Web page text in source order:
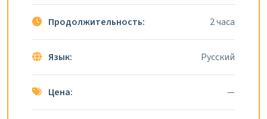
Продолжительность: 2 часа
Язык: Русский
Цена: —